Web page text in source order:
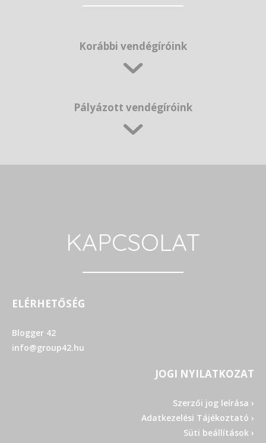
Korábbi vendégíróink
Pályázott vendégíróink
KAPCSOLAT
ELÉRHETŐSÉG
Blogger 42
info@group42.hu
JOGI NYILATKOZAT
Szerzői jog leírása ›
Adatkezelési Tájékoztató ›
Süti beállítások ›